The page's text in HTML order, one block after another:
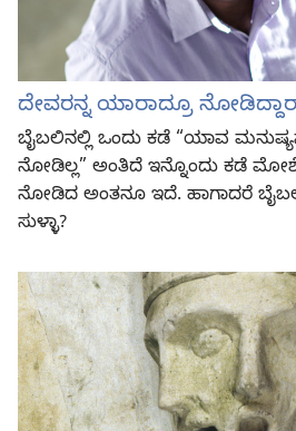
ದೇವರನ್ನ ಯಾರಾದ್ರೂ
ಬೈಬಲಿನಲ್ಲಿ ಒಂದು ಕಡೆ “ಯಾವ
ನೋಡಿಲ್ಲ” ಅಂತಿದೆ ಇನ್ನೊಂದು ಕಡೆ ಮೋಶೆ
ನೋಡಿದ ಅಂತನೂ ಇದೆ. ಹಾಗಾದರೆ
ಸುಳ್ಳಾ?